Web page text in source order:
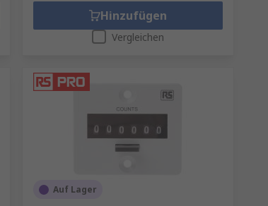
Hinzufügen
Vergleichen
Auf Lager